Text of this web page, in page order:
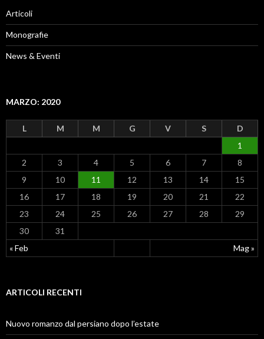
Articoli
Monografie
News & Eventi
MARZO: 2020
L M M G V S D
« Feb Mag »
1
2
3 4 5 6 7
8
9
10 11 12 13 14
15
16
17 18 19 20 21
22
23
24 25 26 27 28
29
30
31
ARTICOLI RECENTI
Nuovo romanzo dal persiano dopo l’estate